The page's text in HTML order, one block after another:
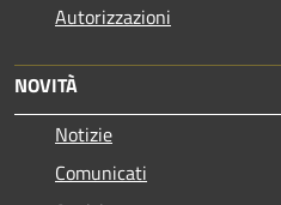
Autorizzazioni
NOVITÀ
Notizie
Comunicati